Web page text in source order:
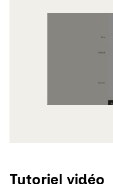
Tutoriel vidéo